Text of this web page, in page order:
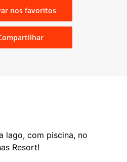
nos favoritos
lago, com piscina, no
Resort!